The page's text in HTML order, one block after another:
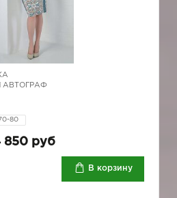
АВТОГРАФ
80
850 руб
В корзину